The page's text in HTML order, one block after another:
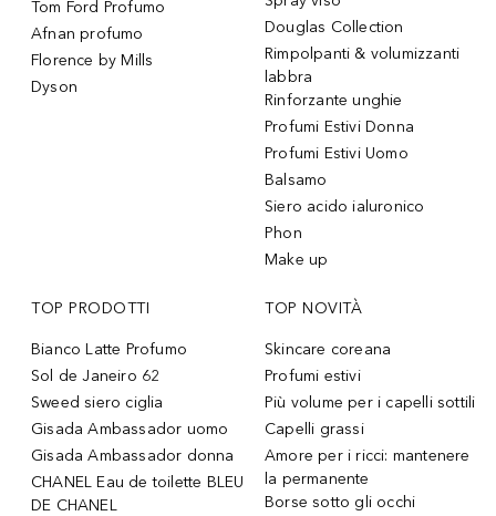
Tom Ford Profumo
Afnan profumo
Florence by Mills
Dyson
Douglas Collection
Rimpolpanti & volumizzanti
labbra
Rinforzante unghie
Profumi Estivi Donna
Profumi Estivi Uomo
Balsamo
Siero acido ialuronico
Phon
Make up
TOP PRODOTTI
Bianco Latte Profumo
Sol de Janeiro 62
Sweed siero ciglia
Gisada Ambassador uomo
Gisada Ambassador donna
CHANEL Eau de toilette BLEU
DE CHANEL
TOP NOVITÀ
Skincare coreana
Profumi estivi
Più volume per i capelli sottili
Capelli grassi
Amore per i ricci: mantenere
la permanente
Borse sotto gli occhi